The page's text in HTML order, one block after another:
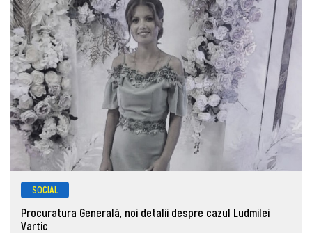
SOCIAL
Procuratura Generală, noi detalii despre cazul Ludmilei
Vartic